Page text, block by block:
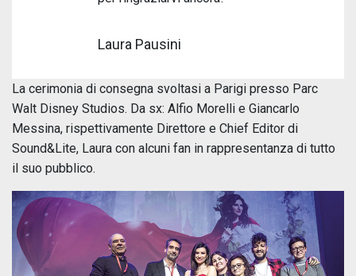
Laura Pausini
La cerimonia di consegna svoltasi a Parigi presso Parc
Walt Disney Studios. Da sx: Alfio Morelli e Giancarlo
Messina, rispettivamente Direttore e Chief Editor di
Sound&Lite, Laura con alcuni fan in rappresentanza di tutto
il suo pubblico.